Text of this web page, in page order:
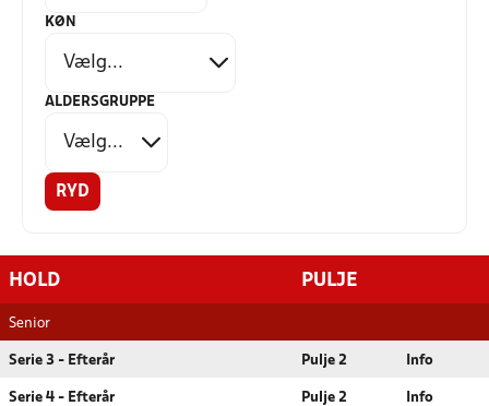
KØN
ALDERSGRUPPE
RYD
HOLD PULJE
Senior
Serie 3 - Efterår Pulje 2 Info
Serie 4 - Efterår Pulje 2 Info